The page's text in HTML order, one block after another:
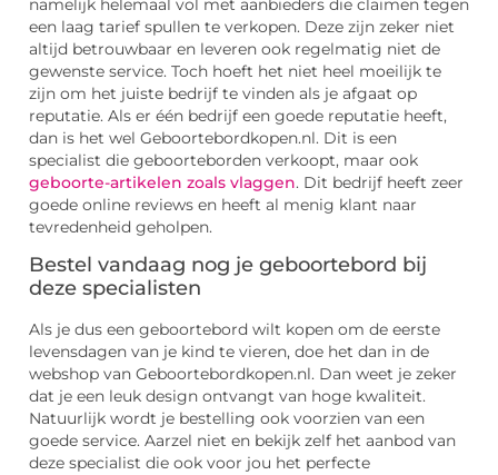
namelijk helemaal vol met aanbieders die claimen tegen
een laag tarief spullen te verkopen. Deze zijn zeker niet
altijd betrouwbaar en leveren ook regelmatig niet de
gewenste service. Toch hoeft het niet heel moeilijk te
zijn om het juiste bedrijf te vinden als je afgaat op
reputatie. Als er één bedrijf een goede reputatie heeft,
dan is het wel Geboortebordkopen.nl. Dit is een
specialist die geboorteborden verkoopt, maar ook
geboorte-artikelen zoals vlaggen. Dit bedrijf heeft zeer
goede online reviews en heeft al menig klant naar
tevredenheid geholpen.
Bestel vandaag nog je geboortebord bij
deze specialisten
Als je dus een geboortebord wilt kopen om de eerste
levensdagen van je kind te vieren, doe het dan in de
webshop van Geboortebordkopen.nl. Dan weet je zeker
dat je een leuk design ontvangt van hoge kwaliteit.
Natuurlijk wordt je bestelling ook voorzien van een
goede service. Aarzel niet en bekijk zelf het aanbod van
deze specialist die ook voor jou het perfecte